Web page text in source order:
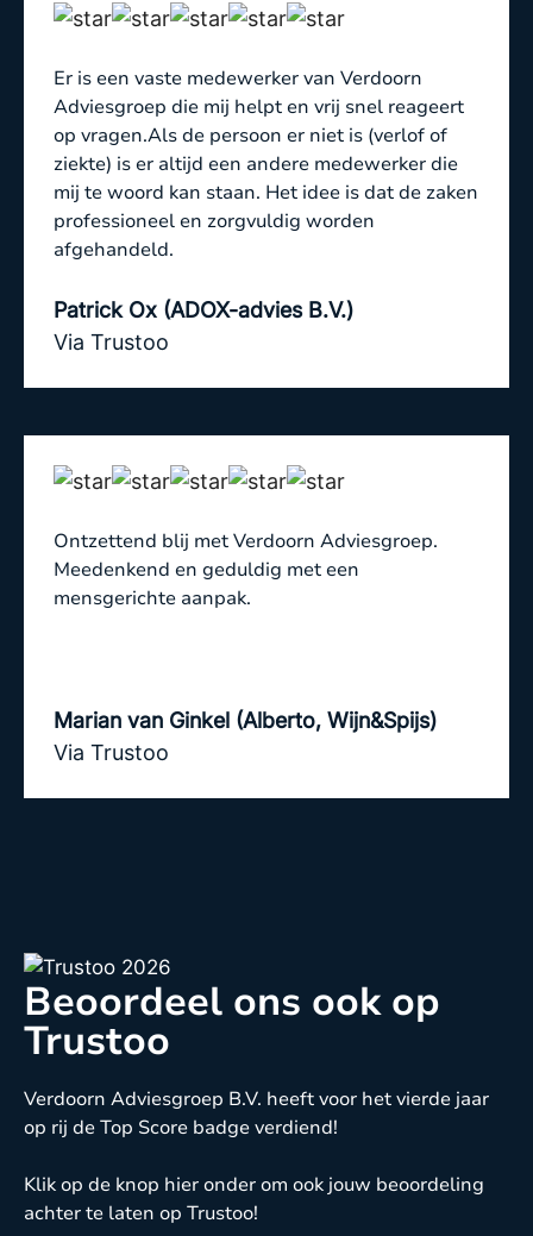
Er is een vaste medewerker van Verdoorn
Adviesgroep die mij helpt en vrij snel reageert
op vragen.Als de persoon er niet is (verlof of
ziekte) is er altijd een andere medewerker die
mij te woord kan staan. Het idee is dat de zaken
professioneel en zorgvuldig worden
afgehandeld.
Patrick Ox (ADOX-advies B.V.)
Via Trustoo
Ontzettend blij met Verdoorn Adviesgroep.
Meedenkend en geduldig met een
mensgerichte aanpak.
Marian van Ginkel (Alberto, Wijn&Spijs)
Via Trustoo
Beoordeel ons ook op
Trustoo
Verdoorn Adviesgroep B.V. heeft voor het vierde jaar
op rij de Top Score badge verdiend!
Klik op de knop hier onder om ook jouw beoordeling
achter te laten op Trustoo!